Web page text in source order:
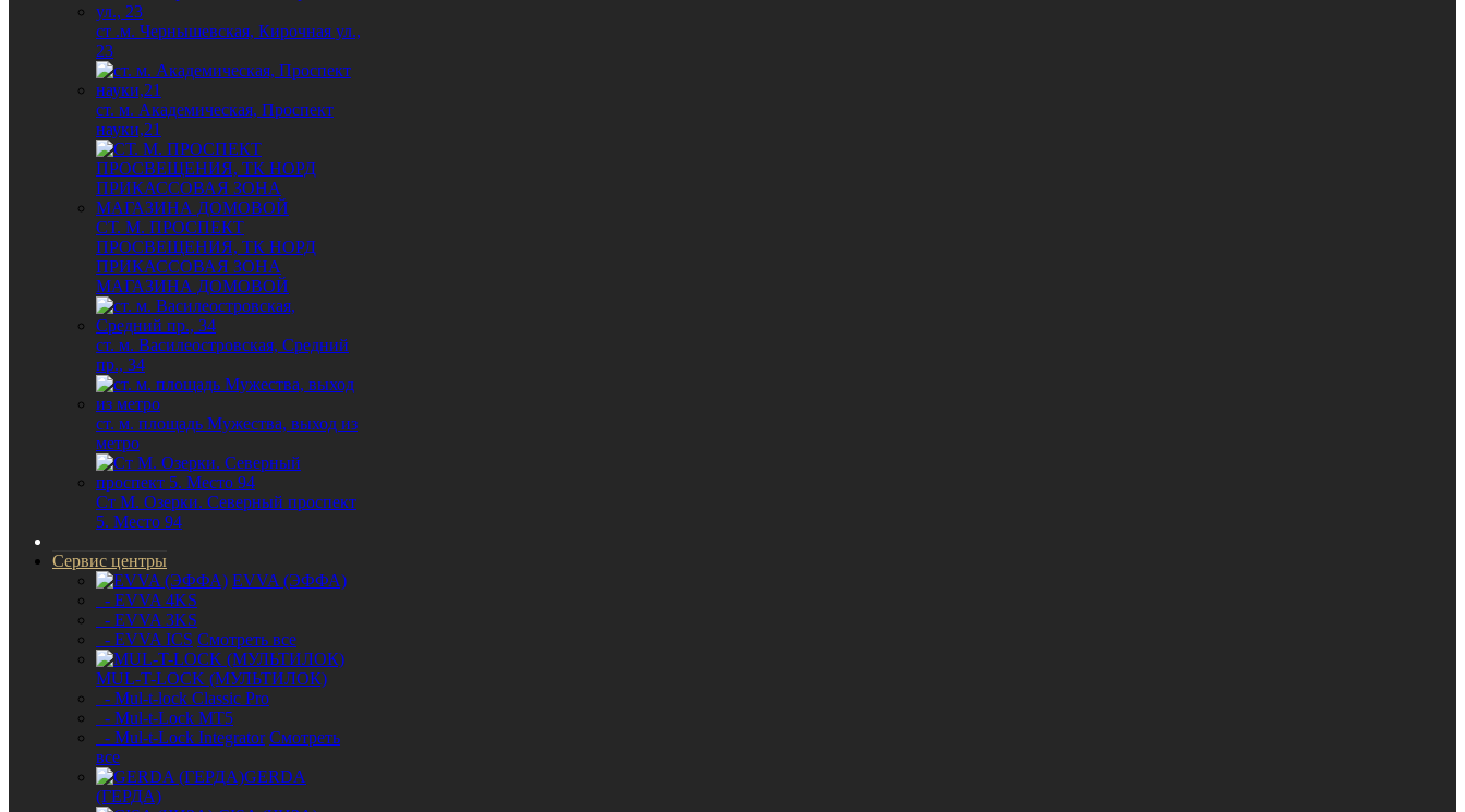
ст .м. Чернышевская, Кирочная ул.,
23
ст. м. Академическая, Проспект
науки,21
СТ. М. ПРОСПЕКТ
ПРОСВЕЩЕНИЯ, ТК НОРД
ПРИКАССОВАЯ ЗОНА
МАГАЗИНА ДОМОВОЙ
ст. м. Василеостровская, Средний
пр., 34
ст. м. площадь Мужества, выход из
метро
Ст М. Озерки. Северный проспект
5. Место 94
Сервис центры
EVVA (ЭФФА)
- EVVA 4KS
- EVVA 3KS
- EVVA ICS Смотреть все
MUL-T-LOCK (МУЛЬТИЛОК)
- Mul-t-lock Classic Pro
- Mul-t-Lock MT5
- Mul-t-Lock Integrator Смотреть
все
GERDA
(ГЕРДА)